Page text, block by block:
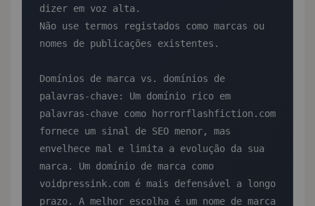
dizer em voz alta.
Não use termos registados como marcas ou
nomes de publicações existentes.
Domínios de marca vs. domínios de
palavras-chave: Um domínio rico em
palavras-chave como horrorflashfiction.com
fornece um sinal de SEO menor, mas
envelhece mal e limita a evolução da sua
marca. Um domínio de marca como
voidpressink.com é mais defensável a longo
prazo. A melhor escolha é um nome de marca